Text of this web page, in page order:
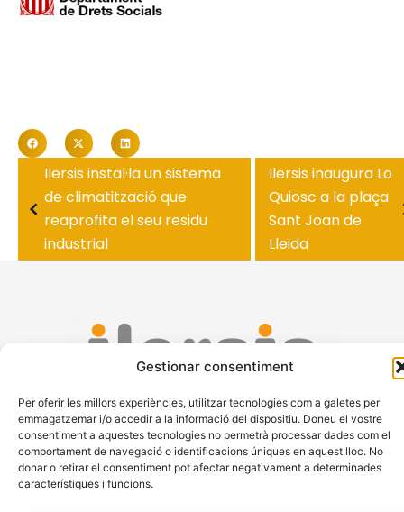
Gestionar consentiment
Per oferir les millors experiències, utilitzar tecnologies com a galetes per
emmagatzemar i/o accedir a la informació del dispositiu. Doneu el vostre
consentiment a aquestes tecnologies no permetrà processar dades com el
comportament de navegació o identificacions úniques en aquest lloc. No
donar o retirar el consentiment pot afectar negativament a determinades
característiques i funcions.
Ilersis instal·la un sistema
de climatització que
reaprofita el seu residu
industrial
Ilersis inaugura Lo
Quiosc a la plaça
Sant Joan de
Lleida
Subscriu-te al butlletí